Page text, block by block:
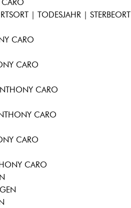
| TODESJAHR | STERBEORT
CARO
CARO
CARO
CARO
CARO
CARO